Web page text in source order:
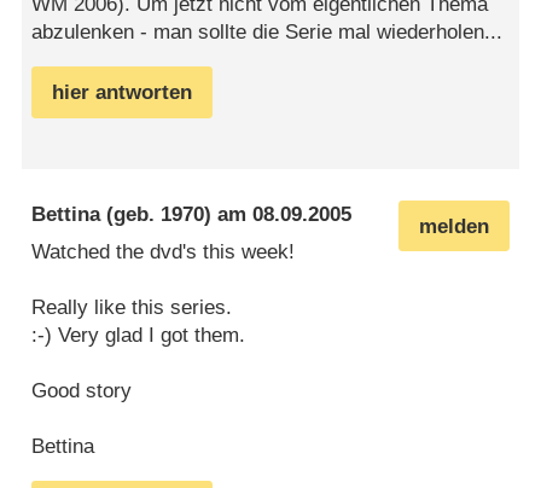
abzulenken - man sollte die Serie mal wiederholen...
hier antworten
melden
Bettina(geb. 1970) am08.09.2005
Watched the dvd's this week!
Really like this series.
:-) Very glad I got them.
Good story
Bettina